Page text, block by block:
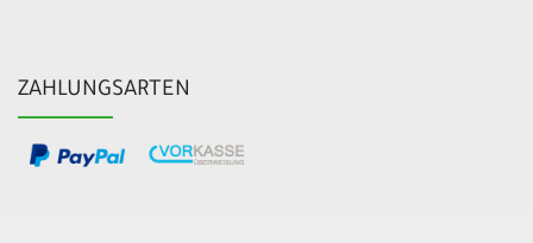
ZAHLUNGSARTEN